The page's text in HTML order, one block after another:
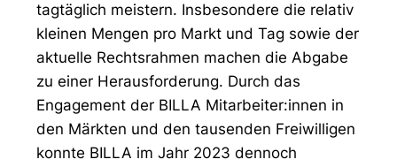
tagtäglich meistern. Insbesondere die relativ
kleinen Mengen pro Markt und Tag sowie der
aktuelle Rechtsrahmen machen die Abgabe
zu einer Herausforderung. Durch das
Engagement der BILLA Mitarbeiter:innen in
den Märkten und den tausenden Freiwilligen
konnte BILLA im Jahr 2023 dennoch